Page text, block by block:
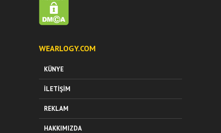
WEARLOGY.COM
KÜNYE
İLETIŞIM
REKLAM
HAKKIMIZDA